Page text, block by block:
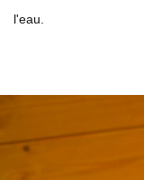
l'eau.